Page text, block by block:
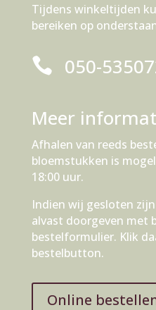
Tijdens winkeltijden
bereiken op
 050-
Meer
Afhalen van reeds
bloemstukken is
18:00 uur.
Indien wij gesloten
alvast doorgeven met
bestelformulier. Klik
bestelbutton.
Online